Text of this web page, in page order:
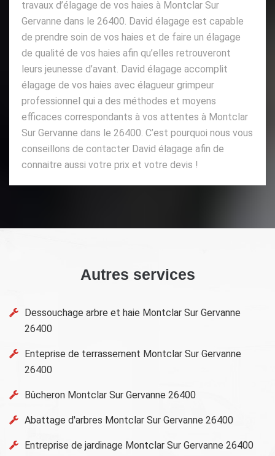
travaux d’élagage de vos haies à Montclar Sur
Gervanne dans le 26400. David élagage est capable
de prendre soin de vos haies et de faire un élagage
de qualité de vos haies afin qu’elles retrouveront
leurs jeunesse d’avant. David élagage accomplit
élagage de vos haies avec élagueur grimpeur
professionnel qui a des méthodes et moyens
efficaces correspondants à vos attentes à Montclar
Sur Gervanne dans le 26400. C’est pourquoi nous vous
conseillons de contacter David élagage afin de
connaitre aussi votre prix et votre devis !
Autres services
Dessouchage arbre et haie Montclar Sur Gervanne
26400
Enteprise de terrassement Montclar Sur Gervanne
26400
Bûcheron Montclar Sur Gervanne 26400
Abattage d'arbres Montclar Sur Gervanne 26400
Entreprise de jardinage Montclar Sur Gervanne 26400